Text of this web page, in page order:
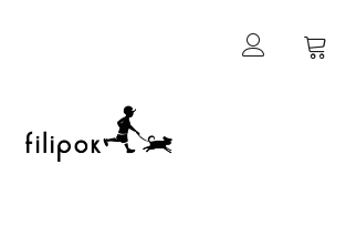
Sommermarkt
New In